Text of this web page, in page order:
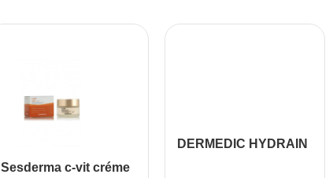
Sesderma c-vit créme
DERMEDIC HYDRAIN